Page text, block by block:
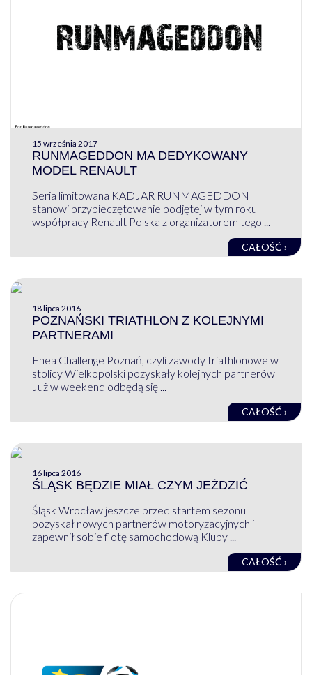
15 września 2017
RUNMAGEDDON MA DEDYKOWANY
MODEL RENAULT
Seria limitowana KADJAR RUNMAGEDDON
stanowi przypieczętowanie podjętej w tym roku
współpracy Renault Polska z organizatorem tego ...
CAŁOŚĆ ›
18 lipca 2016
POZNAŃSKI TRIATHLON Z KOLEJNYMI
PARTNERAMI
Enea Challenge Poznań, czyli zawody triathlonowe w
stolicy Wielkopolski pozyskały kolejnych partnerów
Już w weekend odbędą się ...
CAŁOŚĆ ›
16 lipca 2016
ŚLĄSK BĘDZIE MIAŁ CZYM JEŻDZIĆ
Śląsk Wrocław jeszcze przed startem sezonu
pozyskał nowych partnerów motoryzacyjnych i
zapewnił sobie flotę samochodową Kluby ...
CAŁOŚĆ ›